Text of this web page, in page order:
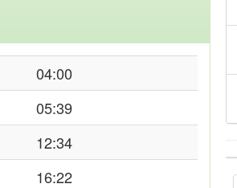
04:00
05:39
12:34
16:22